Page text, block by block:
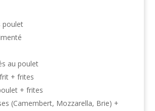
poulet
au poulet
+ frites
+ frites
(Camembert, Mozzarella, Brie) +